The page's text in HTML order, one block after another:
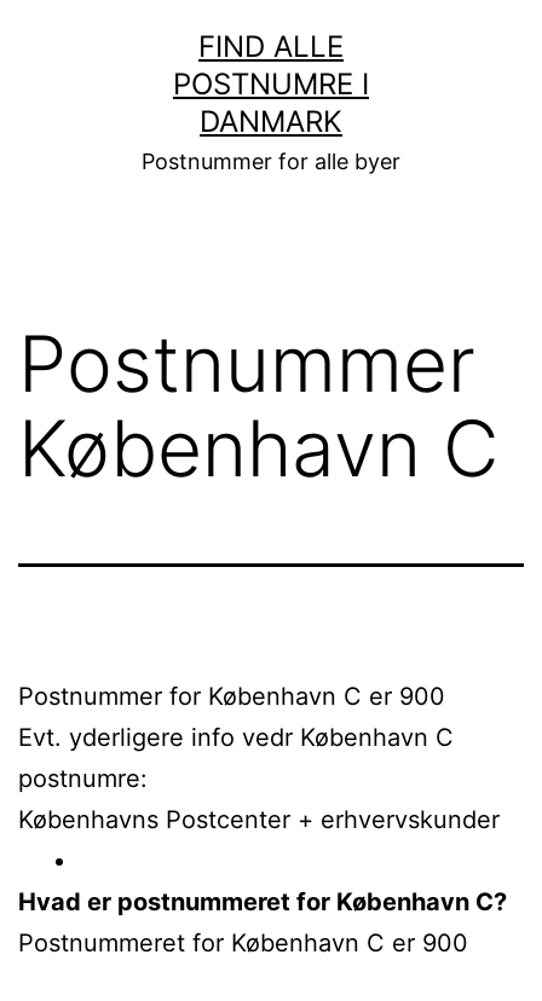
FIND ALLE
POSTNUMRE I
DANMARK
Postnummer for alle byer
Postnummer
København C
Postnummer for København C er 900
Evt. yderligere info vedr København C
postnumre:
Københavns Postcenter + erhvervskunder
Hvad er postnummeret for København C?
Postnummeret for København C er 900